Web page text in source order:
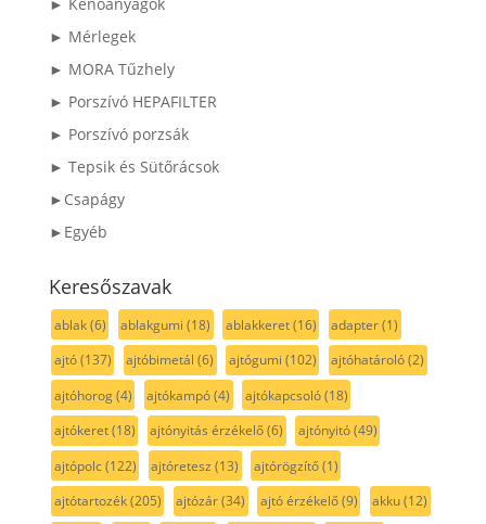
► Mérlegek
► MORA Tűzhely
► Porszívó HEPAFILTER
► Porszívó porzsák
► Tepsik és Sütőrácsok
►Csapágy
►Egyéb
Keresőszavak
ablak(6) ablakgumi (18) ablakkeret(16) adapter(1)
ajtó(137) ajtóbimetál (6) ajtógumi (102) ajtóhatároló(2)
ajtóhorog(4) ajtókampó(4) ajtókapcsoló(18)
ajtókeret(18) ajtónyitás érzékelő(6) ajtónyitó(49)
ajtópolc(122) ajtóretesz (13) ajtórögzítő(1)
ajtótartozék(205) ajtózár(34) ajtó érzékelő(9) akku(12)